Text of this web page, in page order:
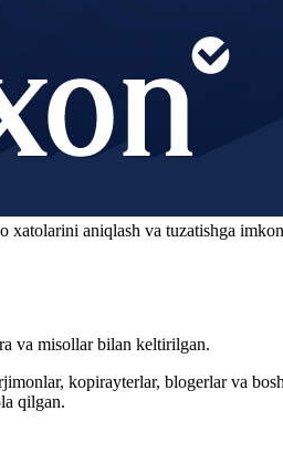
aniqlash va tuzatishga
va misollar bilan keltirilgan.
kopirayterlar, blogerlar va
qilgan.